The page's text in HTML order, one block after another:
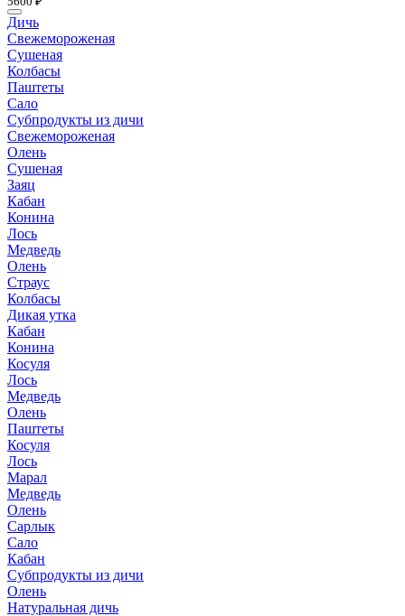
Дичь
Свежемороженая
Сушеная
Колбасы
Паштеты
Сало
Субпродукты из дичи
Свежемороженая
Олень
Сушеная
Заяц
Кабан
Конина
Лось
Медведь
Олень
Страус
Колбасы
Дикая утка
Кабан
Конина
Косуля
Лось
Медведь
Олень
Паштеты
Косуля
Лось
Марал
Медведь
Олень
Сарлык
Сало
Кабан
Субпродукты из дичи
Олень
Натуральная дичь